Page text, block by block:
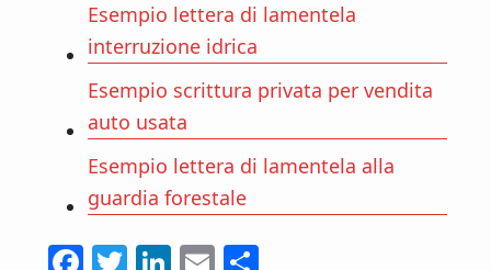
Esempio lettera di lamentela
interruzione idrica
Esempio scrittura privata per vendita
auto usata
Esempio lettera di lamentela alla
guardia forestale
F
T
Li E